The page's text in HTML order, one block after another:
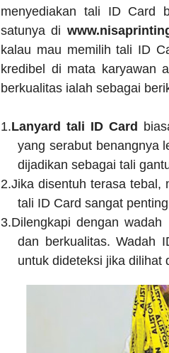
menyediakan tali ID Card
satunya di
kalau mau memilih tali ID
kredibel di mata karyawan
berkualitas ialah sebagai
1.Lanyard tali ID Card
yang serabut benangnya
dijadikan sebagai tali
2.Jika disentuh terasa tebal,
tali ID Card sangat
3.Dilengkapi dengan
dan berkualitas. Wadah
untuk dideteksi jika dilihat